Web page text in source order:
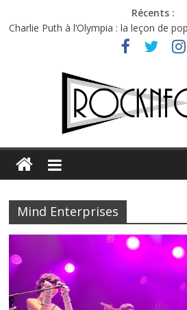
Récents :
Charlie Puth à l’Olympia : la leçon de
Festival Triptyque : un nouveau festival
Hellfest 2026 vendredi : température et
Hellfest 2026 jeudi : impossible de
Première édition du Midgard Festival :
Mind Enterprises